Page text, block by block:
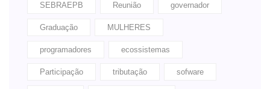
SEBRAEPB Reunião governador
Graduação MULHERES
programadores ecossistemas
Participação tributação sofware